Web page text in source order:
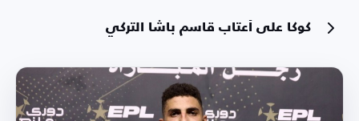
كوكا على أعتاب قاسم باشا التركي